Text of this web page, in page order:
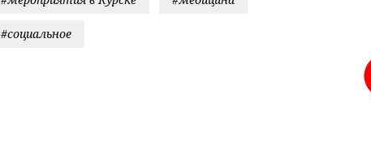
#социальное